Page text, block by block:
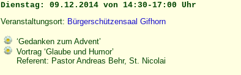
Dienstag: 09.12.2014 von 14:30-17:00 Uhr
Veranstaltungsort: Bürgerschützensaal Gifhorn
‘Gedanken zum Advent’
Vortrag ‘Glaube und Humor’
Referent: Pastor Andreas Behr, St. Nicolai